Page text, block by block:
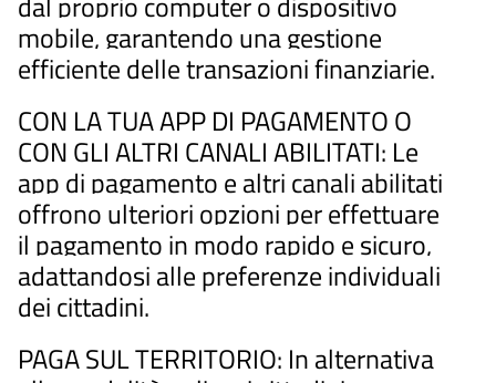
mobile, garantendo una gestione
efficiente delle transazioni finanziarie.
CON LA TUA APP DI PAGAMENTO O
CON GLI ALTRI CANALI ABILITATI: Le
app di pagamento e altri canali abilitati
offrono ulteriori opzioni per effettuare
il pagamento in modo rapido e sicuro,
adattandosi alle preferenze individuali
dei cittadini.
PAGA SUL TERRITORIO: In alternativa